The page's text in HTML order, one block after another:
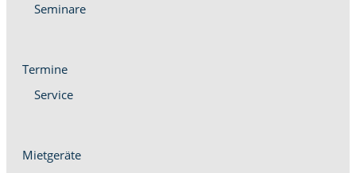
Sem­i­nare
Ter­mine
Ser­vice
Miet­geräte